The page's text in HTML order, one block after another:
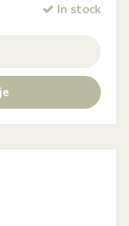
In stock